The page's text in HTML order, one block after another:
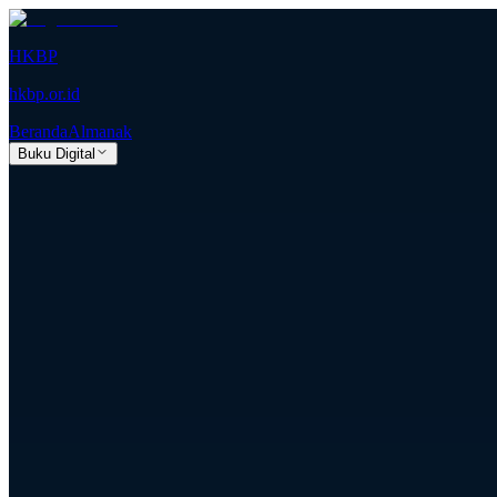
HKBP
hkbp.or.id
BerandaAlmanak
Buku Digital